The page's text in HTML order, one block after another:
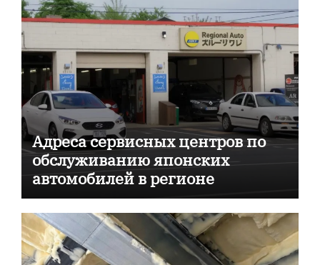
Адреса сервисных центров по
обслуживанию японских
автомобилей в регионе